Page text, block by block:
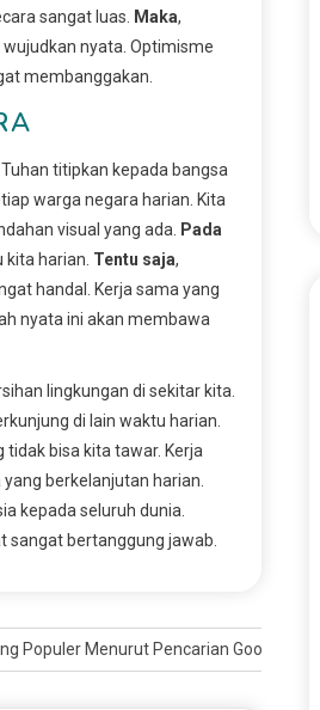
sangat luas.
Maka,
nyata. Optimisme
membanggakan.
titipkan kepada bangsa
warga negara harian. Kita
visual yang ada.
Pada
harian. Tentu saja,
handal. Kerja sama yang
nyata ini akan membawa
lingkungan di sekitar kita.
di lain waktu harian.
bisa kita tawar. Kerja
berkelanjutan harian.
kepada seluruh dunia.
sangat bertanggung jawab.
Populer Menurut Pencarian Google 2026